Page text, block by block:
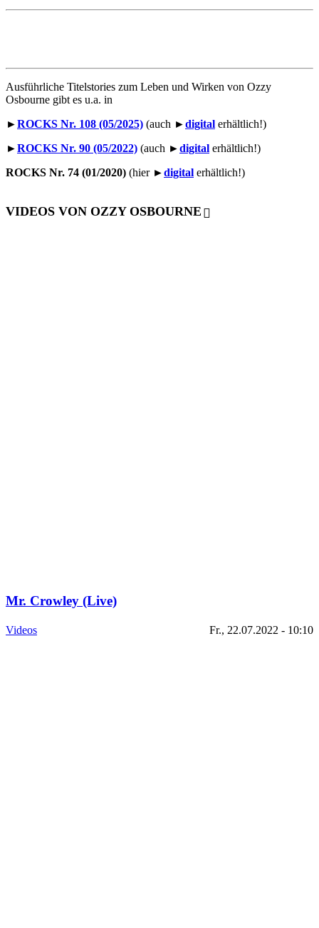
Ausführliche Titelstories zum Leben und Wirken von Ozzy
Osbourne gibt es u.a. in
►ROCKS Nr. 108 (05/2025) (auch ►digital erhältlich!)
►ROCKS Nr. 90 (05/2022) (auch ►digital erhältlich!)
ROCKS Nr. 74 (01/2020) (hier ►digital erhältlich!)
VIDEOS VON OZZY OSBOURNE
Mr. Crowley (Live)
Videos Fr., 22.07.2022 - 10:10